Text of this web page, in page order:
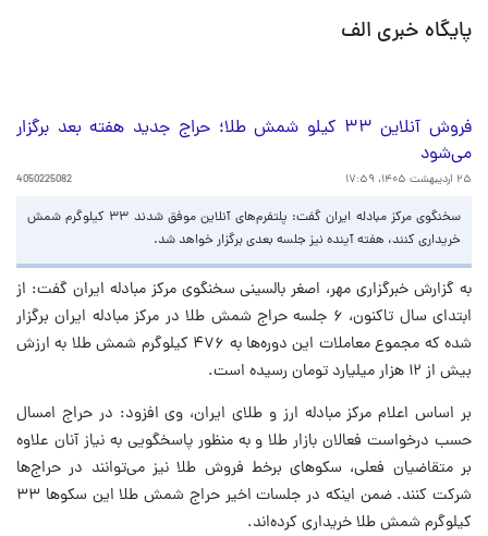
پایگاه خبری الف
فروش آنلاین ۳۳ کیلو شمش طلا؛ حراج جدید هفته بعد برگزار
می‌شود
۲۵ اردیبهشت ۱۴۰۵، ۱۷:۵۹ 4050225082
سخنگوی مرکز مبادله ایران گفت: پلتفرم‌های آنلاین موفق شدند ۳۳ کیلوگرم شمش
خریداری کنند، هفته آینده نیز جلسه بعدی برگزار خواهد شد.
به گزارش خبرگزاری مهر، اصغر بالسینی سخنگوی مرکز مبادله ایران گفت: از
ابتدای سال تاکنون، ۶ جلسه حراج شمش طلا در مرکز مبادله ایران برگزار
شده که مجموع معاملات این دوره‌ها به ۴۷۶ کیلوگرم شمش طلا به ارزش
بیش از ۱۲ هزار میلیارد تومان رسیده است.
بر اساس اعلام مرکز مبادله ارز و طلای ایران، وی افزود: در حراج امسال
حسب درخواست فعالان بازار طلا و به منظور پاسخگویی به نیاز آنان علاوه
بر متقاضیان فعلی، سکوهای برخط فروش طلا نیز می‌توانند در حراج‌ها
شرکت کنند. ضمن اینکه در جلسات اخیر حراج شمش طلا این سکوها ۳۳
کیلوگرم شمش طلا خریداری کرده‌اند.